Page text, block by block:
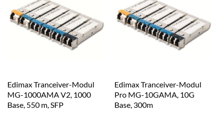
Edimax Tranceiver-Modul
MG-1000AMA V2, 1000
Base, 550 m, SFP
Edimax Tranceiver-Modul
Pro MG-10GAMA, 10G
Base, 300m